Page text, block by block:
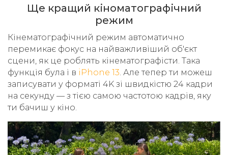
Ще кращий кіноматографічний
режим
Кінематографічний режим автоматично
перемикає фокус на найважливіший об'єкт
сцени, як це роблять кінематографісти. Така
функція була і в iPhone 13. Але тепер ти можеш
записувати у форматі 4K зі швидкістю 24 кадри
на секунду — з тією самою частотою кадрів, яку
ти бачиш у кіно.